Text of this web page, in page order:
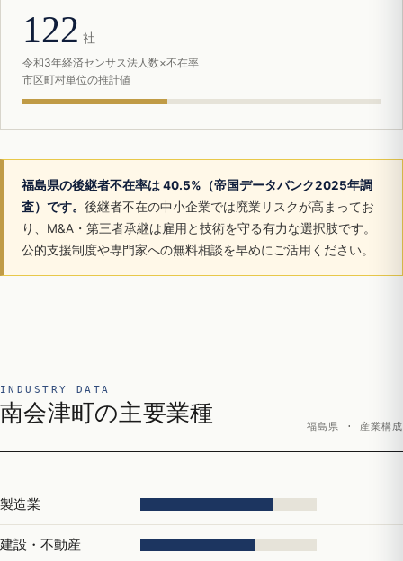
122 社
令和3年経済センサス法人数×不在率
市区町村単位の推計値
福島県の後継者不在率は 40.5%（帝国データバンク2025年調
査）です。 後継者不在の中小企業では廃業リスクが高まってお
り、M&A・第三者承継は雇用と技術を守る有力な選択肢です。
公的支援制度や専門家への無料相談を早めにご活用ください。
INDUSTRY DATA
南会津町の主要業種
福島県 · 産業構成
製造業
建設・不動産